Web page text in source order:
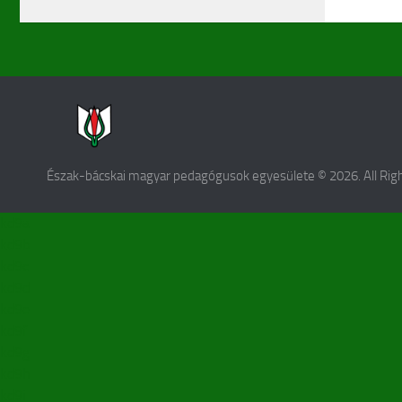
Észak-bácskai magyar pedagógusok egyesülete © 2026. All